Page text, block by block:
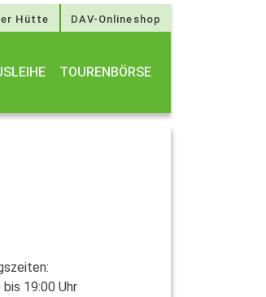
Hütte DAV-Onlineshop
TOURENBÖRSE
19:00 Uhr